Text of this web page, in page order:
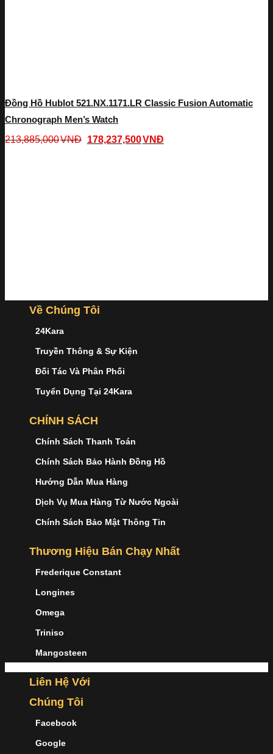
Đồng Hồ Hublot 521.NX.1171.LR Classic Fusion Automatic
Chronograph Men’s Watch
213,885,000VNĐ 178,237,500VNĐ
Về Chúng Tôi
24Kara
Truyền Thông & Sự Kiện
Đối Tác Và Phân Phối
Tuyển Dụng Tại 24Kara
CHÍNH SÁCH
Chính Sách Thanh Toán
Chính Sách Bảo Hành Đồng Hồ
Hướng Dẫn Mua Hàng
Dịch Vụ Mua Hàng Từ Nước Ngoài
Chính Sách Bảo Mật Thông Tin
Thương Hiệu Bán Chạy Nhất
Frederique Constant
Longines
Omega
Triniso
Mangosteen
Liên Hệ Với
Chúng Tôi
Facebook
Google